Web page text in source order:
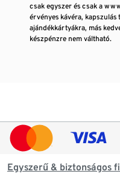
csak egyszer és csak a
érvényes kávéra,
ajándékkártyákra, más
készpénzre nem váltható.
Egyszerű & biztonságos